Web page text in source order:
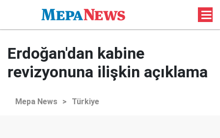
Erdoğan'dan kabine
revizyonuna ilişkin açıklama
Mepa News > Türkiye